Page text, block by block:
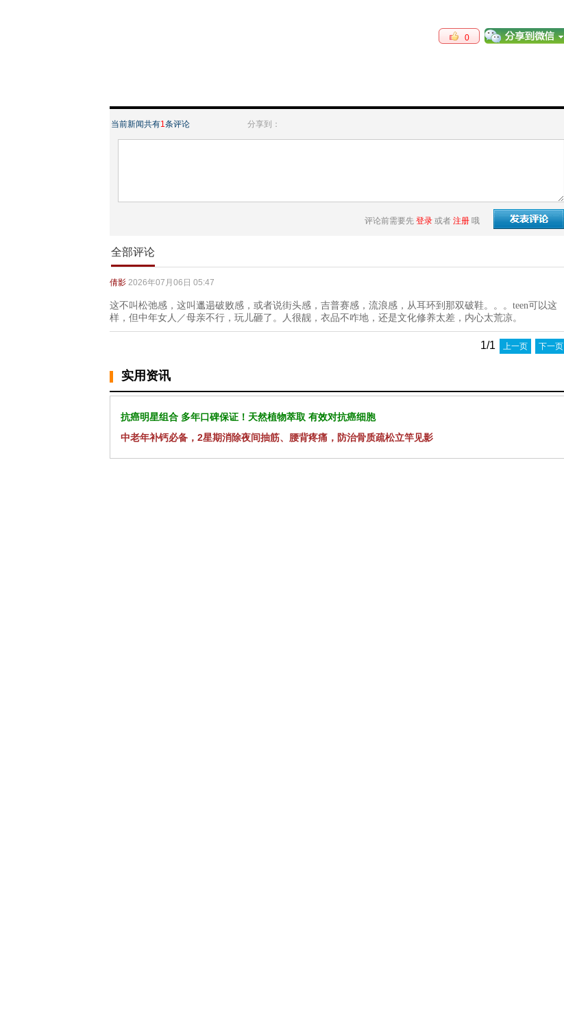
0
当前新闻共有1条评论 分享到：
评论前需要先 登录 或者 注册 哦
全部评论
倩影 2026年07月06日 05:47
这不叫松弛感，这叫邋遢破败感，或者说街头感，吉普赛感，流浪感，从耳环到那双破鞋。。。teen可以这
样，但中年女人／母亲不行，玩儿砸了。人很靓，衣品不咋地，还是文化修养太差，内心太荒凉。
1/1 上一页 下一页
实用资讯
抗癌明星组合 多年口碑保证！天然植物萃取 有效对抗癌细胞
中老年补钙必备，2星期消除夜间抽筋、腰背疼痛，防治骨质疏松立竿见影